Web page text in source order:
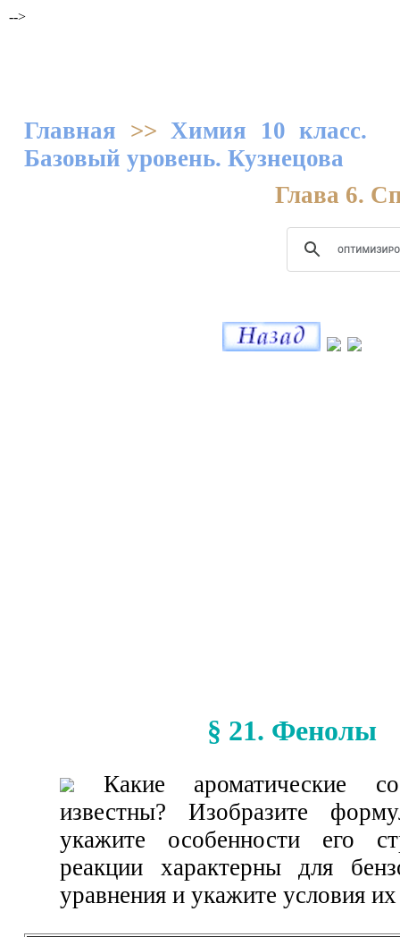
-->
Главная >> Химия 10 класс.
Базовый уровень. Кузнецова
Глава 6.
§ 21. Фенолы
Какие ароматические
известны? Изобразите
укажите особенности его
реакции характерны для
уравнения и укажите условия